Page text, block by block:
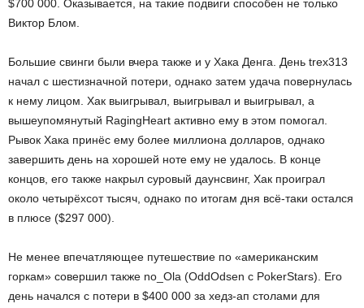
$700 000. Оказывается, на такие подвиги способен не только
Виктор Блом.
Большие свинги были вчера также и у Хака Денга. День trex313
начал с шестизначной потери, однако затем удача повернулась
к нему лицом. Хак выигрывал, выигрывал и выигрывал, а
вышеупомянутый RagingHeart активно ему в этом помогал.
Рывок Хака принёс ему более миллиона долларов, однако
завершить день на хорошей ноте ему не удалось. В конце
концов, его также накрыл суровый даунсвинг, Хак проиграл
около четырёхсот тысяч, однако по итогам дня всё-таки остался
в плюсе ($297 000).
Не менее впечатляющее путешествие по «американским
горкам» совершил также no_Ola (OddOdsen с PokerStars). Его
день начался с потери в $400 000 за хедз-ап столами для